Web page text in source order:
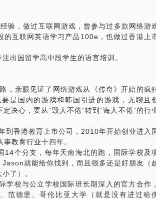
验，做过互联网游戏，曾参与过多款网络游
互联网英语学习产品100e，也做过香港上
出国留学高中段学生的语言培训。
，亲眼见证了网络游戏从《传奇》开始的疯
是国内的游戏和韩国引进的游戏，无聊且
决心，要从“毁人不倦”转到“诲人不倦”的行
到香港教育上市公司，2010年开始创业进入
教育行业十四年。
个分支，每年天南海北的跑，国际学校及
就能给你找到，而且很多还是好朋友（
了）。
校与公立学校国际班长期深入的官方合作，
范德堡、哥伦比亚大学（就是没有进过哈